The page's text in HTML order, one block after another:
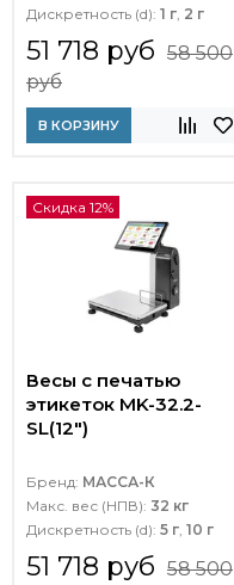
Дискретность (d): 1 г, 2 г
51 718 руб 58 500
руб
В КОРЗИНУ
Скидка 12%
Весы с печатью
этикеток MK-32.2-
SL(12")
Бренд: МАССА-К
Макс. вес (НПВ): 32 кг
Дискретность (d): 5 г, 10 г
51 718 руб 58 500